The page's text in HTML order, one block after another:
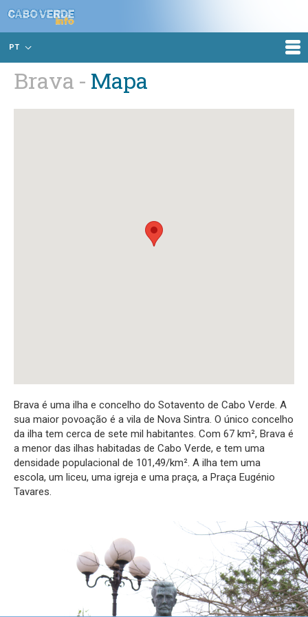
PT
Brava Mapa
Brava é uma ilha e concelho do Sotavento de Cabo Verde. A
sua maior povoação é a vila de Nova Sintra. O único concelho
da ilha tem cerca de sete mil habitantes. Com 67 km², Brava é
a menor das ilhas habitadas de Cabo Verde, e tem uma
densidade populacional de 101,49/km². A ilha tem uma
escola, um liceu, uma igreja e uma praça, a Praça Eugénio
Tavares.